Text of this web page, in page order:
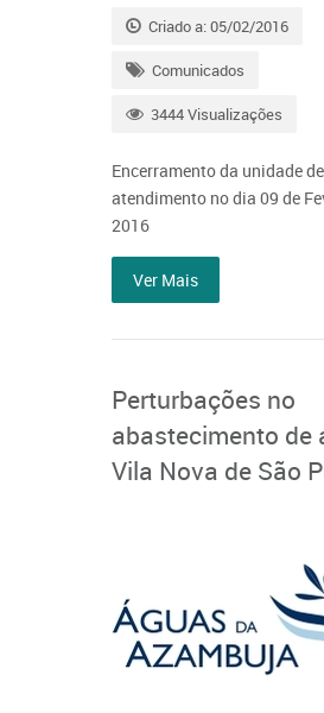
Criado a: 05/02/2016
Comunicados
3444 Visualizações
Encerramento da unidade de
atendimento no dia 09 de
2016
Ver Mais
Perturbações no
abastecimento de
Vila Nova de São